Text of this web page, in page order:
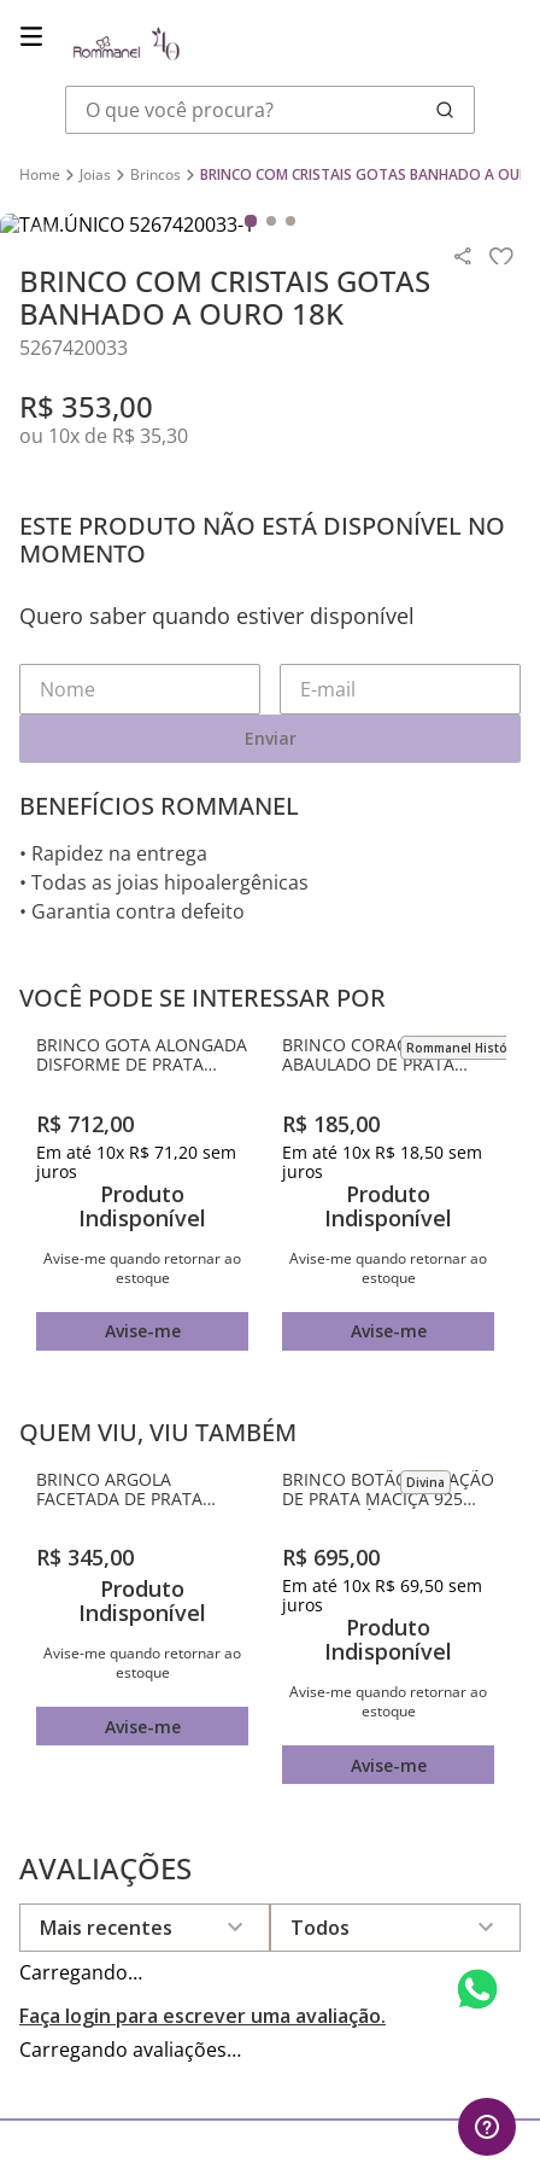
O que você procura?
Joias Brincos BRINCO COM CRISTAIS GOTAS BANHADO A
BRINCO COM CRISTAIS GOTAS
BANHADO A OURO 18K
5267420033
R$ 353,00
ou 10x de R$ 35,30
ESTE PRODUTO NÃO ESTÁ DISPONÍVEL NO
MOMENTO
Quero saber quando estiver disponível
Enviar
BENEFÍCIOS ROMMANEL
• Rapidez na entrega
• Todas as joias hipoalergênicas
• Garantia contra defeito
VOCÊ PODE SE INTERESSAR POR
BRINCO GOTA ALONGADA
DISFORME DE PRATA
MACIÇA 925
R$ 712,00
10xR$ 71,20
Avise-me quando retornar ao
Rommanel História
BRINCO CORAÇÃO
ABAULADO DE PRATA
MACIÇA 925
R$ 185,00
10xR$ 18,50
Avise-me quando retornar ao
estoque
QUEM VIU, VIU TAMBÉM
BRINCO ARGOLA
FACETADA DE PRATA
MACIÇA 925
R$ 345,00
Produto
Indisponível
BRINCO BOTÃO CORAÇÃO
DE PRATA MACIÇA 925
COM ZIRCÔNIAS
Em até10xR$
sem
Avise-me quando retornar ao